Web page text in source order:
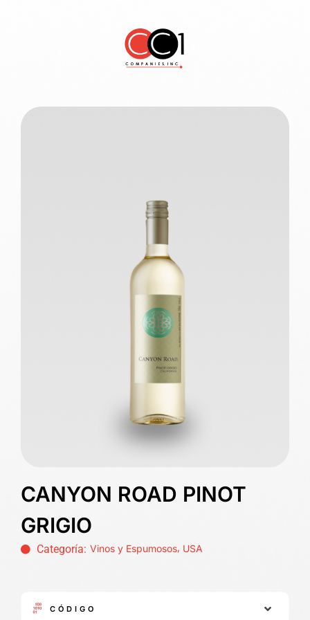
CANYON ROAD PINOT
GRIGIO
Categoría: Vinos y Espumosos, USA
CÓDIGO